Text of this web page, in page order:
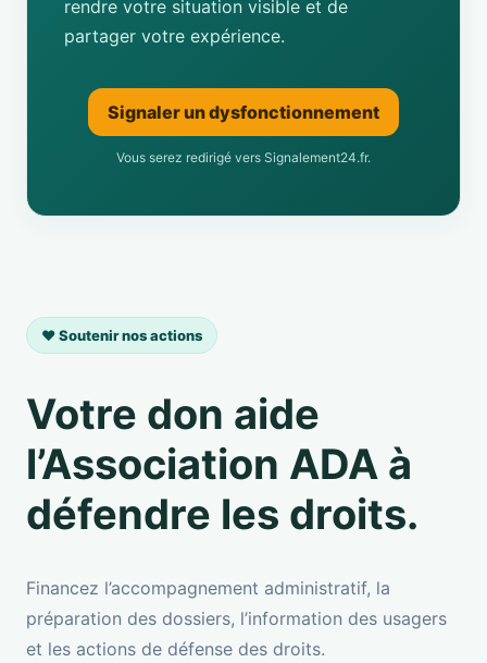
rendre votre situation visible et de
partager votre expérience.
Signaler un dysfonctionnement
Vous serez redirigé vers Signalement24.fr.
❤️ Soutenir nos actions
Votre don aide
l’Association ADA à
défendre les droits.
Financez l’accompagnement administratif, la
préparation des dossiers, l’information des usagers
et les actions de défense des droits.